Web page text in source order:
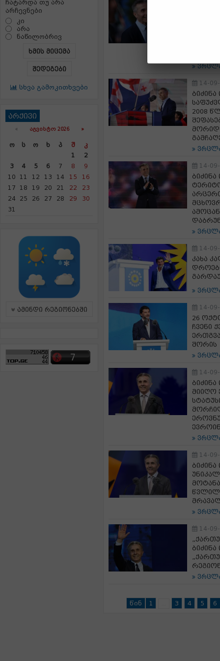
ჩატარდა თუ არა
არჩევნები
კი
არა
ნაწილობრივ
ხმის მიცემა
შედეგები
სხვა გამოკითხვები
არქივი
« ᲐᲒᲕᲘᲡᲢᲝ 2026 »
Ო Ს Ო Ხ Პ Შ
Კ
1
2
3
4 5 6 7 8
9
10
11 12 13 14 15
16
17
18 19 20 21 22
23
24
25 26 27 28 29
30
31
ამინდი რეგიონებში
14-
2008
14-
14-
კახა
14-
26
ჩვენი
შორის
14-
მიიღო
14-
ბიძინა
14-
წინ 1 3 4 5 6